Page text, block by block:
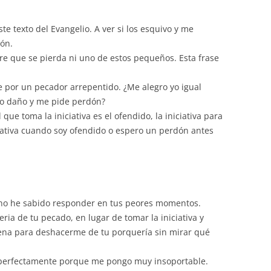
texto del Evangelio. A ver si los esquivo y me
que se pierda ni uno de estos pequeños. Esta frase
por un pecador arrepentido. ¿Me alegro yo igual
daño y me pide perdón?
toma la iniciativa es el ofendido, la iniciativa para
cuando soy ofendido o espero un perdón antes
he sabido responder en tus peores momentos.
de tu pecado, en lugar de tomar la iniciativa y
para deshacerme de tu porquería sin mirar qué
porque me pongo muy insoportable.